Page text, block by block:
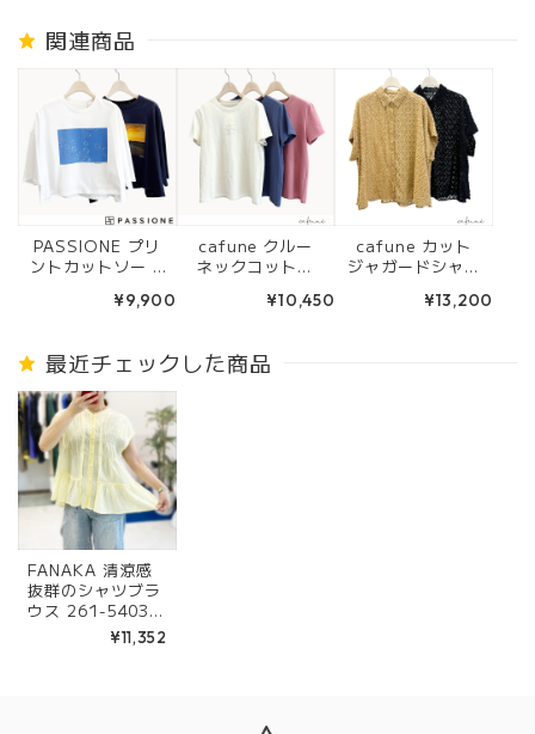
関連商品
PASSIONE プリ
ントカットソー T
ビー) 626456
¥9,900
cafune クルー
ネックコットン
ブルー/ピンク) 6
¥10,450
cafune カット
ジャガードシャツ
ル/ブラック) 635
¥13,200
最近チェックした商品
FANAKA 清涼感
抜群のシャツブラ
ウス 261-5403
(ホワイト/イエ
ロー/ブラック)
¥11,352